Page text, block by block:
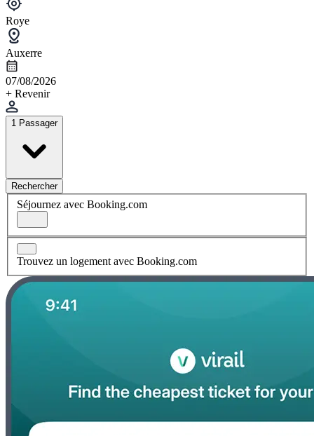
Roye
Auxerre
07/08/2026
+ Revenir
1 Passager
Rechercher
Séjournez avec Booking.com
Trouvez un logement avec Booking.com